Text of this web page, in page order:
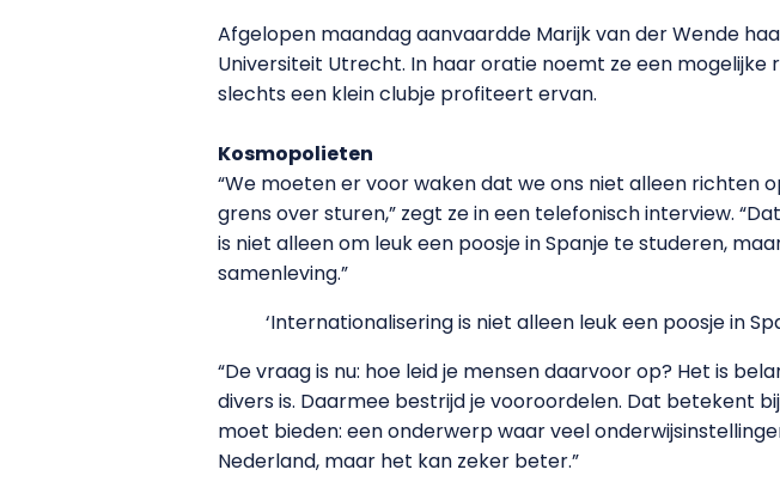
Afgelopen maandag aanvaardde Marijk van der Wende
Universiteit Utrecht. In haar oratie noemt ze een
slechts een klein clubje profiteert ervan.
Kosmopolieten
“We moeten er voor waken dat we ons niet alleen richten
grens over sturen,” zegt ze in een telefonisch interview.
is niet alleen om leuk een poosje in Spanje te studeren,
samenleving.”
‘Internationalisering is niet alleen leuk een poosje in
“De vraag is nu: hoe leid je mensen daarvoor op? Het is
divers is. Daarmee bestrijd je vooroordelen. Dat betekent
moet bieden: een onderwerp waar veel
Nederland, maar het kan zeker beter.”